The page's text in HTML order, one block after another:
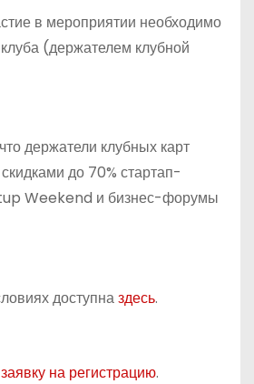
в мероприятии необходимо
(держателем клубной
держатели клубных карт
до 70% стартап-
Weekend и бизнес-форумы
доступназдесь.
заявку на регистрацию.